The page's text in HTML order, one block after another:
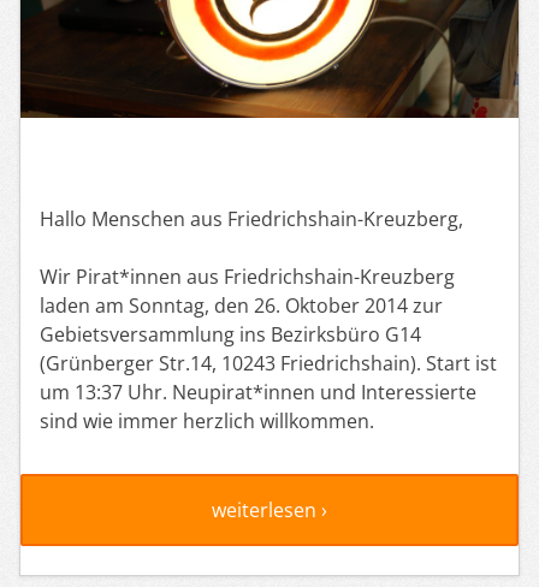
Hallo Menschen aus Friedrichshain-Kreuzberg,
Wir Pirat*innen aus Friedrichshain-Kreuzberg
laden am Sonntag, den 26. Oktober 2014 zur
Gebietsversammlung ins Bezirksbüro G14
(Grünberger Str.14, 10243 Friedrichshain). Start ist
um 13:37 Uhr. Neupirat*innen und Interessierte
sind wie immer herzlich willkommen.
weiterlesen ›